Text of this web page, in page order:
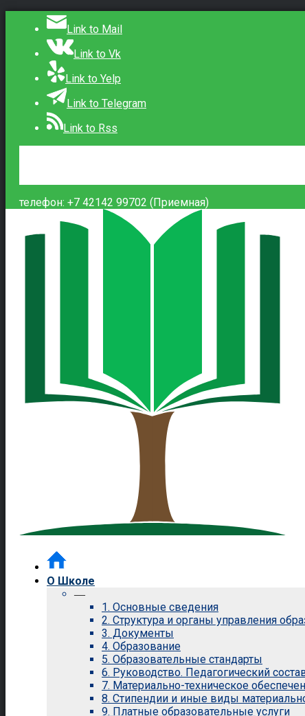
Link to Mail
Link to Vk
Link to Yelp
Link to Telegram
Link to Rss
телефон: +7 42142 99702 (Приемная)
О Школе
—
1. Основные сведения
2. Структура и органы управления
3. Документы
4. Образование
5. Образовательные стандарты
6. Руководство. Педагогический
7. Материально-техническое
8. Стипендии и иные виды
9. Платные образовательные услуги